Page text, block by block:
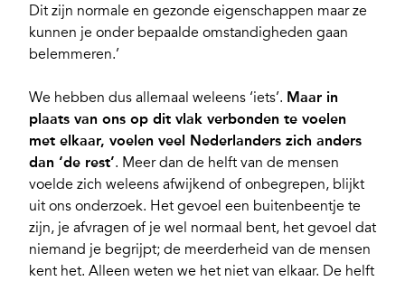
Dit zijn normale en gezonde eigenschappen maar ze
kunnen je onder bepaalde omstandigheden gaan
belemmeren.’
We hebben dus allemaal weleens ‘iets’. Maar in
plaats van ons op dit vlak verbonden te voelen
met elkaar, voelen veel Nederlanders zich anders
dan ‘de rest’. Meer dan de helft van de mensen
voelde zich weleens afwijkend of onbegrepen, blijkt
uit ons onderzoek. Het gevoel een buitenbeentje te
zijn, je afvragen of je wel normaal bent, het gevoel dat
niemand je begrijpt; de meerderheid van de mensen
kent het. Alleen weten we het niet van elkaar. De helft